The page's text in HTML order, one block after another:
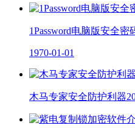
1Password电脑版安全密
1970-01-01
木马专家安全防护利器